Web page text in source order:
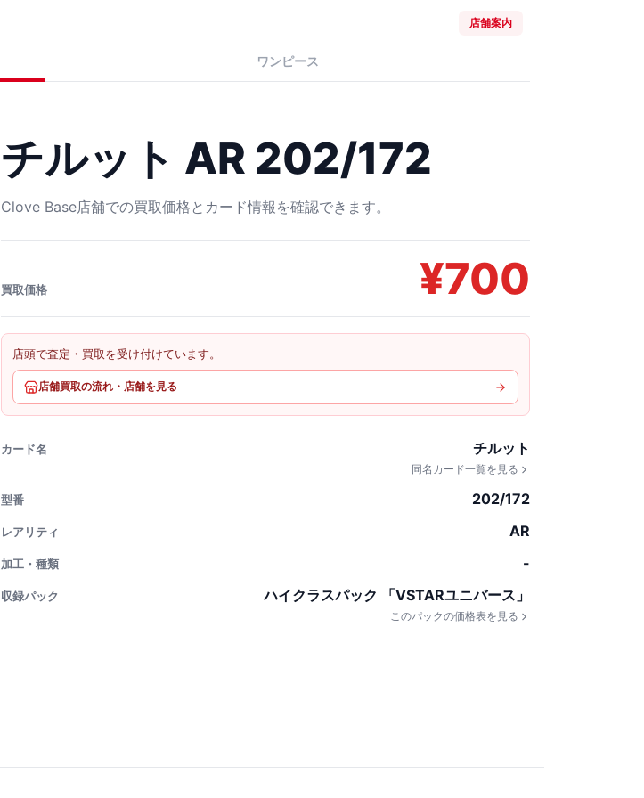
店舗案内
ワンピース
チルット AR 202/172
Clove Base店舗での買取価格とカード情報を確認できます。
買取価格 ¥700
店頭で査定・買取を受け付けています。
店舗買取の流れ・店舗を見る
カード名 チルット
同名カード一覧を見る
型番 202/172
レアリティ AR
加工・種類 -
収録パック ハイクラスパック 「VSTARユニバース」
このパックの価格表を見る